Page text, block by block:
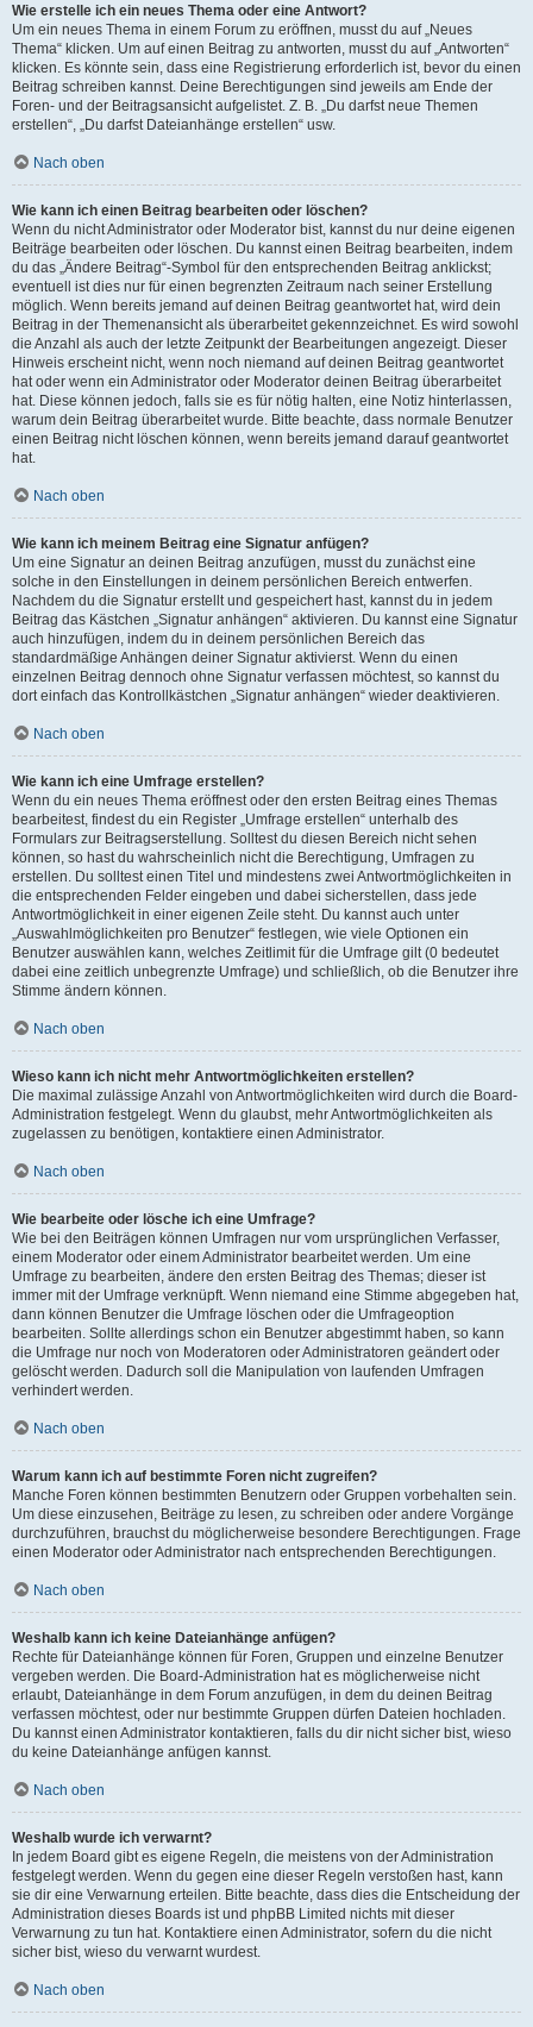
Wie erstelle ich ein neues Thema oder eine Antwort?
Um ein neues Thema in einem Forum zu eröffnen, musst du auf „Neues
Thema“ klicken. Um auf einen Beitrag zu antworten, musst du auf „Antworten“
klicken. Es könnte sein, dass eine Registrierung erforderlich ist, bevor du einen
Beitrag schreiben kannst. Deine Berechtigungen sind jeweils am Ende der
Foren- und der Beitragsansicht aufgelistet. Z. B. „Du darfst neue Themen
erstellen“, „Du darfst Dateianhänge erstellen“ usw.
Nach oben
Wie kann ich einen Beitrag bearbeiten oder löschen?
Wenn du nicht Administrator oder Moderator bist, kannst du nur deine eigenen
Beiträge bearbeiten oder löschen. Du kannst einen Beitrag bearbeiten, indem
du das „Ändere Beitrag“-Symbol für den entsprechenden Beitrag anklickst;
eventuell ist dies nur für einen begrenzten Zeitraum nach seiner Erstellung
möglich. Wenn bereits jemand auf deinen Beitrag geantwortet hat, wird dein
Beitrag in der Themenansicht als überarbeitet gekennzeichnet. Es wird sowohl
die Anzahl als auch der letzte Zeitpunkt der Bearbeitungen angezeigt. Dieser
Hinweis erscheint nicht, wenn noch niemand auf deinen Beitrag geantwortet
hat oder wenn ein Administrator oder Moderator deinen Beitrag überarbeitet
hat. Diese können jedoch, falls sie es für nötig halten, eine Notiz hinterlassen,
warum dein Beitrag überarbeitet wurde. Bitte beachte, dass normale Benutzer
einen Beitrag nicht löschen können, wenn bereits jemand darauf geantwortet
hat.
Nach oben
Wie kann ich meinem Beitrag eine Signatur anfügen?
Um eine Signatur an deinen Beitrag anzufügen, musst du zunächst eine
solche in den Einstellungen in deinem persönlichen Bereich entwerfen.
Nachdem du die Signatur erstellt und gespeichert hast, kannst du in jedem
Beitrag das Kästchen „Signatur anhängen“ aktivieren. Du kannst eine Signatur
auch hinzufügen, indem du in deinem persönlichen Bereich das
standardmäßige Anhängen deiner Signatur aktivierst. Wenn du einen
einzelnen Beitrag dennoch ohne Signatur verfassen möchtest, so kannst du
dort einfach das Kontrollkästchen „Signatur anhängen“ wieder deaktivieren.
Nach oben
Wie kann ich eine Umfrage erstellen?
Wenn du ein neues Thema eröffnest oder den ersten Beitrag eines Themas
bearbeitest, findest du ein Register „Umfrage erstellen“ unterhalb des
Formulars zur Beitragserstellung. Solltest du diesen Bereich nicht sehen
können, so hast du wahrscheinlich nicht die Berechtigung, Umfragen zu
erstellen. Du solltest einen Titel und mindestens zwei Antwortmöglichkeiten in
die entsprechenden Felder eingeben und dabei sicherstellen, dass jede
Antwortmöglichkeit in einer eigenen Zeile steht. Du kannst auch unter
„Auswahlmöglichkeiten pro Benutzer“ festlegen, wie viele Optionen ein
Benutzer auswählen kann, welches Zeitlimit für die Umfrage gilt (0 bedeutet
dabei eine zeitlich unbegrenzte Umfrage) und schließlich, ob die Benutzer ihre
Stimme ändern können.
Nach oben
Wieso kann ich nicht mehr Antwortmöglichkeiten erstellen?
Die maximal zulässige Anzahl von Antwortmöglichkeiten wird durch die Board-
Administration festgelegt. Wenn du glaubst, mehr Antwortmöglichkeiten als
zugelassen zu benötigen, kontaktiere einen Administrator.
Nach oben
Wie bearbeite oder lösche ich eine Umfrage?
Wie bei den Beiträgen können Umfragen nur vom ursprünglichen Verfasser,
einem Moderator oder einem Administrator bearbeitet werden. Um eine
Umfrage zu bearbeiten, ändere den ersten Beitrag des Themas; dieser ist
immer mit der Umfrage verknüpft. Wenn niemand eine Stimme abgegeben hat,
dann können Benutzer die Umfrage löschen oder die Umfrageoption
bearbeiten. Sollte allerdings schon ein Benutzer abgestimmt haben, so kann
die Umfrage nur noch von Moderatoren oder Administratoren geändert oder
gelöscht werden. Dadurch soll die Manipulation von laufenden Umfragen
verhindert werden.
Nach oben
Warum kann ich auf bestimmte Foren nicht zugreifen?
Manche Foren können bestimmten Benutzern oder Gruppen vorbehalten sein.
Um diese einzusehen, Beiträge zu lesen, zu schreiben oder andere Vorgänge
durchzuführen, brauchst du möglicherweise besondere Berechtigungen. Frage
einen Moderator oder Administrator nach entsprechenden Berechtigungen.
Nach oben
Weshalb kann ich keine Dateianhänge anfügen?
Rechte für Dateianhänge können für Foren, Gruppen und einzelne Benutzer
vergeben werden. Die Board-Administration hat es möglicherweise nicht
erlaubt, Dateianhänge in dem Forum anzufügen, in dem du deinen Beitrag
verfassen möchtest, oder nur bestimmte Gruppen dürfen Dateien hochladen.
Du kannst einen Administrator kontaktieren, falls du dir nicht sicher bist, wieso
du keine Dateianhänge anfügen kannst.
Nach oben
Weshalb wurde ich verwarnt?
In jedem Board gibt es eigene Regeln, die meistens von der Administration
festgelegt werden. Wenn du gegen eine dieser Regeln verstoßen hast, kann
sie dir eine Verwarnung erteilen. Bitte beachte, dass dies die Entscheidung der
Administration dieses Boards ist und phpBB Limited nichts mit dieser
Verwarnung zu tun hat. Kontaktiere einen Administrator, sofern du die nicht
sicher bist, wieso du verwarnt wurdest.
Nach oben